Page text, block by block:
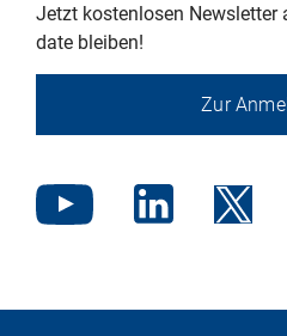
Jetzt kostenlosen Newsletter
date bleiben!
Zur